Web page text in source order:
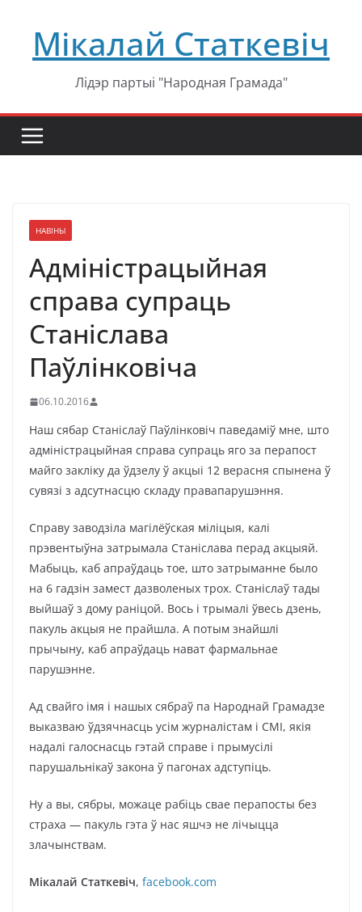
содержимому
Мікалай Статкевіч
Лідэр партыі "Народная Грамада"
НАВІНЫ
Адміністрацыйная
справа супраць
Станіслава
Паўлінковіча
06.10.2016
Наш сябар Станіслаў Паўлінковіч паведаміў мне, што
адміністрацыйная справа супраць яго за перапост
майго закліку да ўдзелу ў акцыі 12 верасня спынена ў
сувязі з адсутнасцю складу правапарушэння.
Справу заводзіла магілёўская міліцыя, калі
прэвентыўна затрымала Станіслава перад акцыяй.
Мабыць, каб апраўдаць тое, што затрыманне было
на 6 гадзін замест дазволеных трох. Станіслаў тады
выйшаў з дому раніцой. Вось і трымалі ўвесь дзень,
пакуль акцыя не прайшла. А потым знайшлі
прычыну, каб апраўдаць нават фармальнае
парушэнне.
Ад свайго імя і нашых сябраў па Народнай Грамадзе
выказваю ўдзячнасць усім журналістам і СМІ, якія
надалі галоснасць гэтай справе і прымусілі
парушальнікаў закона ў пагонах адступіць.
Ну а вы, сябры, можаце рабіць свае перапосты без
страха — пакуль гэта ў нас яшчэ не лічыцца
злачынствам.
Мікалай Статкевіч, facebook.com